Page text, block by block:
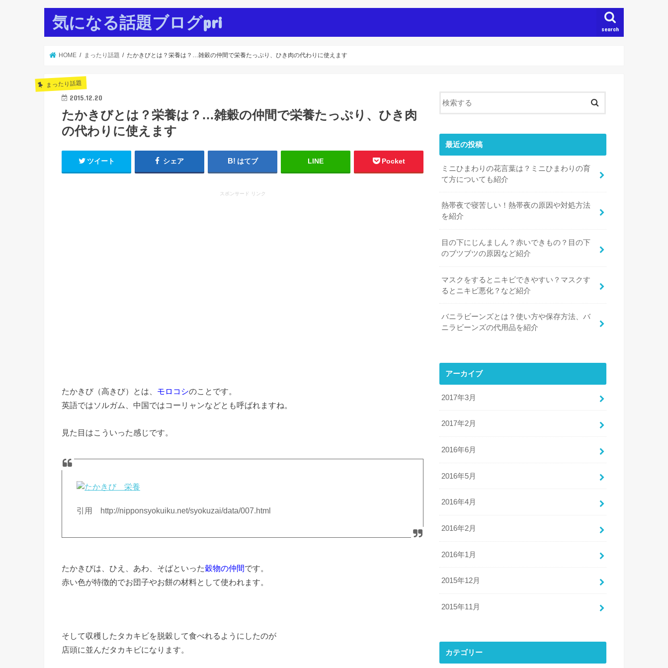
気になる話題ブログpri search
HOME まったり話題 たかきびとは？栄養は？…雑穀の仲間で栄養たっぷり、ひき肉の代わりに使えます
まったり話題
2015.12.20
たかきびとは？栄養は？…雑穀の仲間で栄養たっぷり、ひき肉
の代わりに使えます
ツイート シェア はてブ LINE Pocket
スポンサード リンク
たかきび（高きび）とは、 モロコシのことです。
英語ではソルガム、中国ではコーリャンなどとも呼ばれますね。
見た目はこういった感じです。
引用 http://nipponsyokuiku.net/syokuzai/data/007.html
たかきびは、ひえ、あわ、そばといった穀物の仲間です。
赤い色が特徴的でお団子やお餅の材料として使われます。
そして収穫したタカキビを脱穀して食べれるようにしたのが
店頭に並んだタカキビになります。
最近の投稿
ミニひまわりの花言葉は？ミニひまわりの育
て方についても紹介
熱帯夜で寝苦しい！熱帯夜の原因や対処方法
を紹介
目の下にじんましん？赤いできもの？目の下
のブツブツの原因など紹介
マスクをするとニキビできやすい？マスクす
るとニキビ悪化？など紹介
バニラビーンズとは？使い方や保存方法、バ
ニラビーンズの代用品を紹介
アーカイブ
2017年3月
2017年2月
2016年6月
2016年5月
2016年4月
2016年2月
2016年1月
2015年12月
2015年11月
カテゴリー